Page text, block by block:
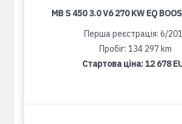
MB S 450 3.0 V6 270 KW EQ
Перша реєстрація: 6/
Пробіг: 134 297 km
Стартова ціна:12 678